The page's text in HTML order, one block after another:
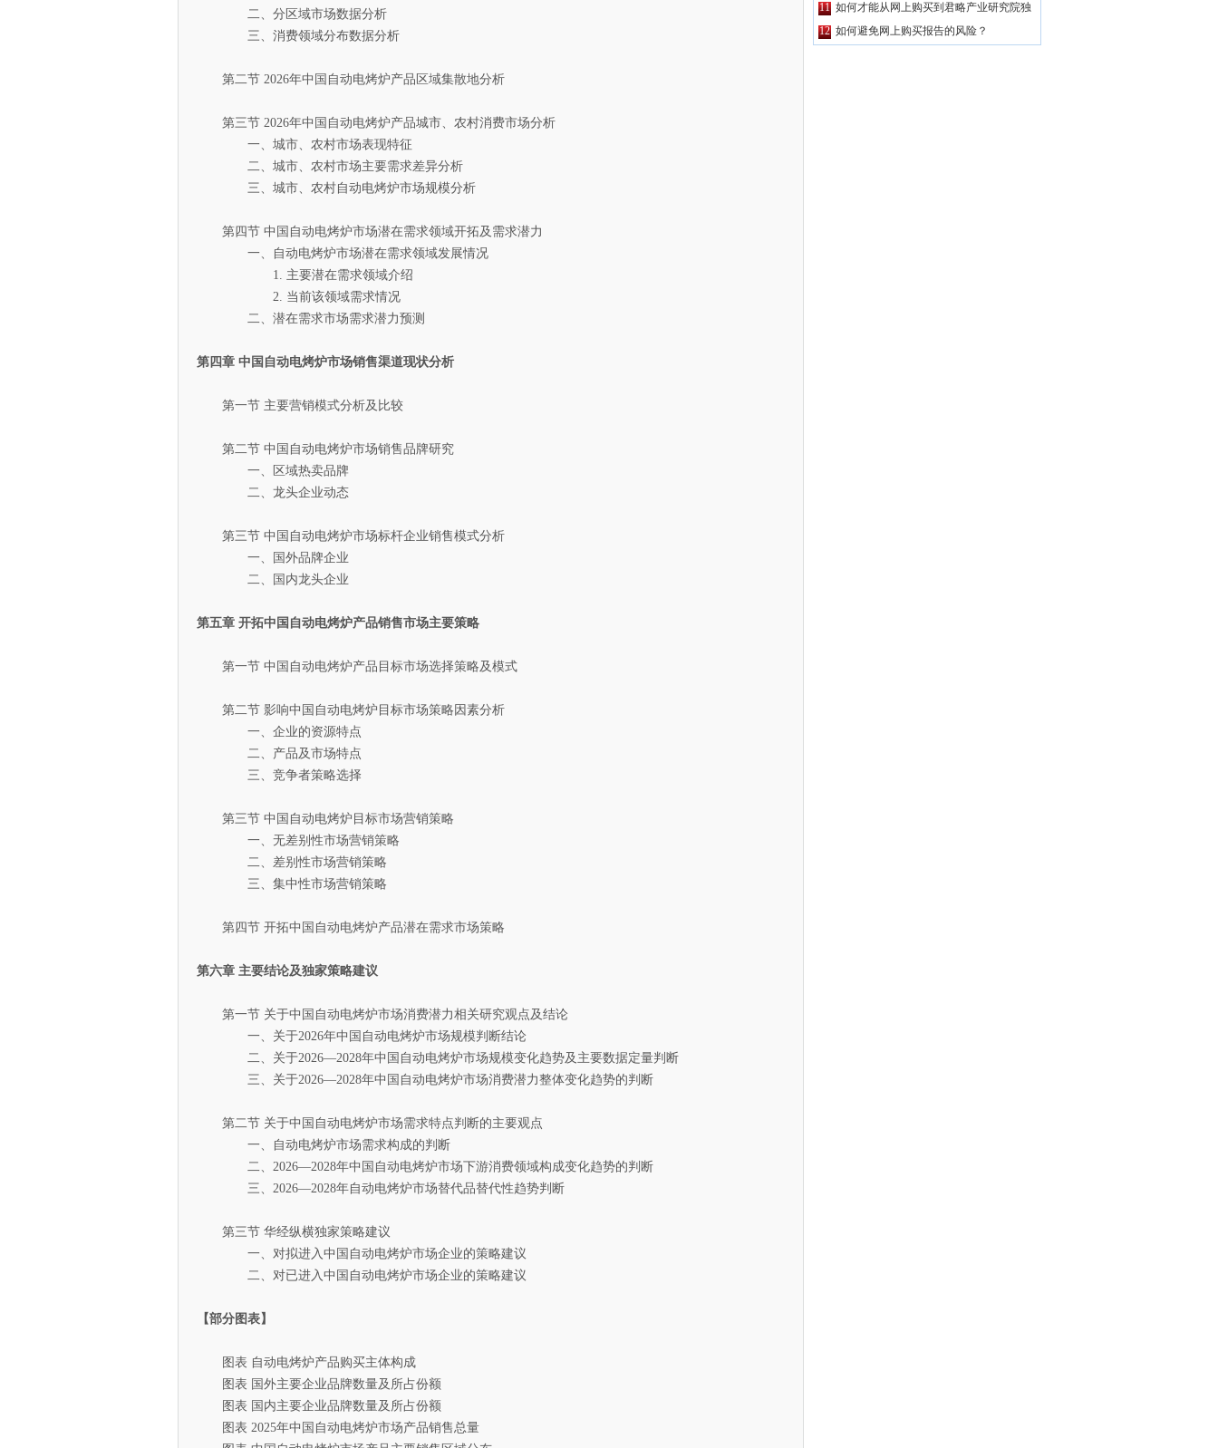
二、分区域市场数据分析
三、消费领域分布数据分析
第二节 2026年中国自动电烤炉产品区域集散地分析
第三节 2026年中国自动电烤炉产品城市、农村消费市场分析
一、城市、农村市场表现特征
二、城市、农村市场主要需求差异分析
三、城市、农村自动电烤炉市场规模分析
第四节 中国自动电烤炉市场潜在需求领域开拓及需求潜力
一、自动电烤炉市场潜在需求领域发展情况
1. 主要潜在需求领域介绍
2. 当前该领域需求情况
二、潜在需求市场需求潜力预测
第四章 中国自动电烤炉市场销售渠道现状分析
第一节 主要营销模式分析及比较
第二节 中国自动电烤炉市场销售品牌研究
一、区域热卖品牌
二、龙头企业动态
第三节 中国自动电烤炉市场标杆企业销售模式分析
一、国外品牌企业
二、国内龙头企业
第五章 开拓中国自动电烤炉产品销售市场主要策略
第一节 中国自动电烤炉产品目标市场选择策略及模式
第二节 影响中国自动电烤炉目标市场策略因素分析
一、企业的资源特点
二、产品及市场特点
三、竞争者策略选择
第三节 中国自动电烤炉目标市场营销策略
一、无差别性市场营销策略
二、差别性市场营销策略
三、集中性市场营销策略
第四节 开拓中国自动电烤炉产品潜在需求市场策略
第六章 主要结论及独家策略建议
第一节 关于中国自动电烤炉市场消费潜力相关研究观点及结论
一、关于2026年中国自动电烤炉市场规模判断结论
二、关于2026—2028年中国自动电烤炉市场规模变化趋势及主要数据定量判断
三、关于2026—2028年中国自动电烤炉市场消费潜力整体变化趋势的判断
第二节 关于中国自动电烤炉市场需求特点判断的主要观点
一、自动电烤炉市场需求构成的判断
二、2026—2028年中国自动电烤炉市场下游消费领域构成变化趋势的判断
三、2026—2028年自动电烤炉市场替代品替代性趋势判断
第三节 华经纵横独家策略建议
一、对拟进入中国自动电烤炉市场企业的策略建议
二、对已进入中国自动电烤炉市场企业的策略建议
【部分图表】
图表 自动电烤炉产品购买主体构成
图表 国外主要企业品牌数量及所占份额
图表 国内主要企业品牌数量及所占份额
图表 2025年中国自动电烤炉市场产品销售总量
11 如何才能从网上购买到君略产业研究院独
家原创的报告产品？
12 如何避免网上购买报告的风险？